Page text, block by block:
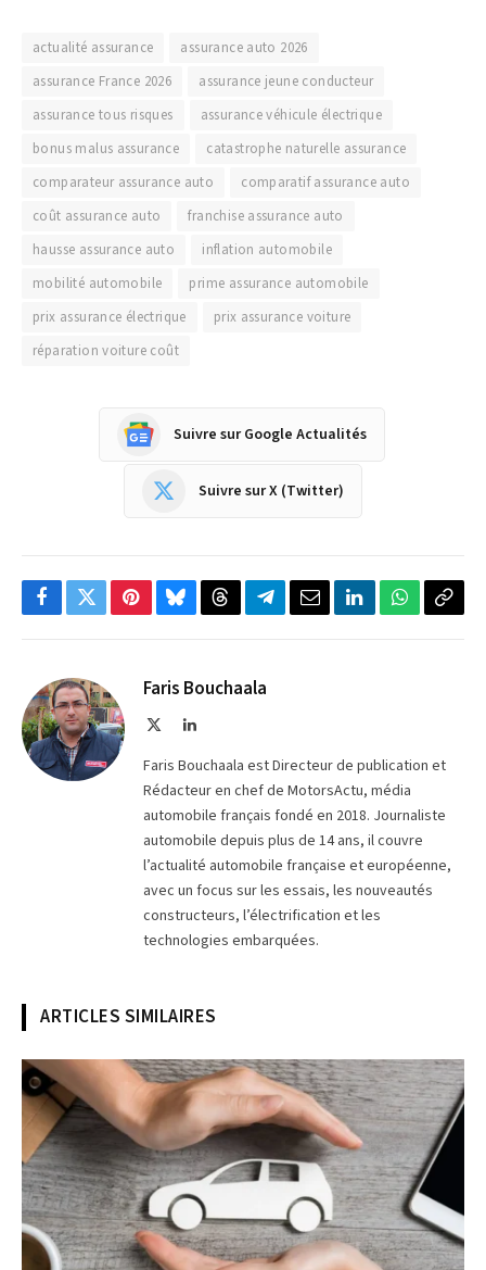
actualité assurance
assurance auto 2026
assurance France 2026
assurance jeune conducteur
assurance tous risques
assurance véhicule électrique
bonus malus assurance
catastrophe naturelle assurance
comparateur assurance auto
comparatif assurance auto
coût assurance auto
franchise assurance auto
hausse assurance auto
inflation automobile
mobilité automobile
prime assurance automobile
prix assurance électrique
prix assurance voiture
réparation voiture coût
Suivre sur Google Actualités
Suivre sur X (Twitter)
Facebook
TwitterPinterestBlueskyThreadsPartager
Telegram
EmailLinkedInWhatsApp
Faris Bouchaala
LinkedIn
Faris Bouchaala est Directeur de publication et
Rédacteur en chef de MotorsActu, média
automobile français fondé en 2018. Journaliste
automobile depuis plus de 14 ans, il couvre
l’actualité automobile française et européenne,
avec un focus sur les essais, les nouveautés
constructeurs, l’électrification et les
technologies embarquées.
ARTICLES SIMILAIRES
© DR